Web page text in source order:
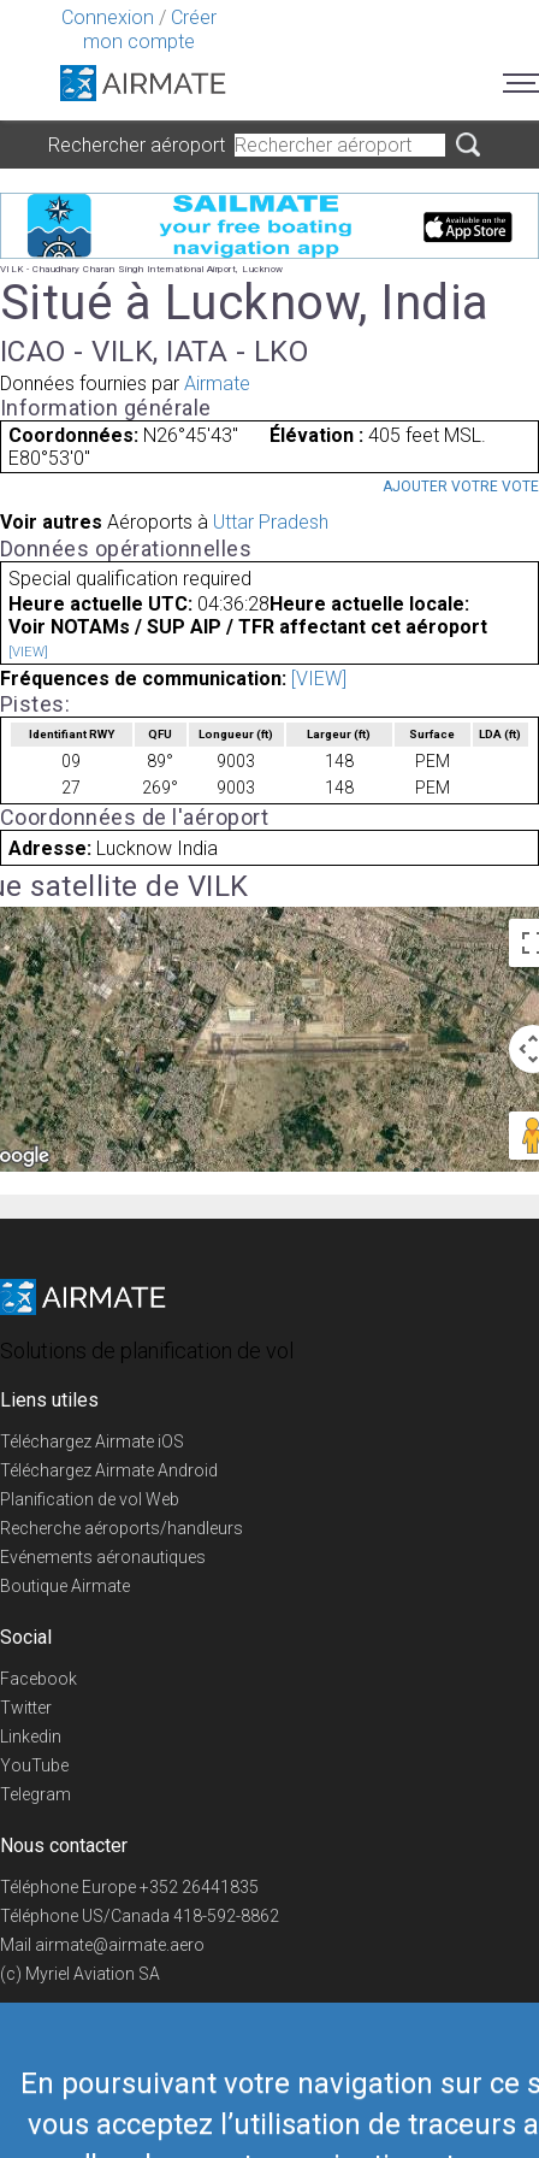
Connexion / Créer
mon compte
En poursuivant votre navigation sur ce
vous acceptez l’utilisation de traceurs
Rechercher aéroport
VILK - Chaudhary Charan Singh International Airport, Lucknow
Situé à Lucknow, India
ICAO - VILK, IATA - LKO
Données fournies par Airmate
Information générale
Coordonnées: N26°45'43"
E80°53'0"
Élévation : 405 feet MSL.
AJOUTER VOTRE VOTE
Voir autres Aéroports à Uttar Pradesh
Données opérationnelles
Special qualification required
Heure actuelle UTC: 04:36:28 Heure actuelle locale:
Voir NOTAMs / SUP AIP / TFR affectant cet aéroport
[VIEW]
Fréquences de communication: [VIEW]
Pistes:
Identifiant RWY QFU Longueur(ft) Largeur(ft) Surface LDA(ft)
09 89° 9003 148
PEM
27
269° 9003 148 PEM
Coordonnées de l'aéroport
Adresse: Lucknow India
satellite de VILK
Solutions de planification de vol
Liens utiles
Téléchargez Airmate iOS
Téléchargez Airmate Android
Planification de vol Web
Recherche aéroports/handleurs
Evénements aéronautiques
Boutique Airmate
Social
Facebook
Twitter
Linkedin
YouTube
Telegram
Nous contacter
Téléphone Europe+352 26441835
Téléphone US/Canada 418-592-8862
Mail airmate@airmate.aero
(c) Myriel Aviation SA
© 2019 Airmate - Conditions d'utilisation - Vie privée Back to top